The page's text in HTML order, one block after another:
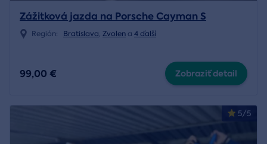
Zážitková jazda na Porsche Cayman S
Región: Bratislava, Zvolen a 4 ďalší
99,00 € Zobraziť detail
5/5